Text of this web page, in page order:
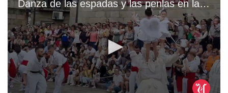
Danza de las espadas y las penlas en la fiesta de la Coca de Redondela